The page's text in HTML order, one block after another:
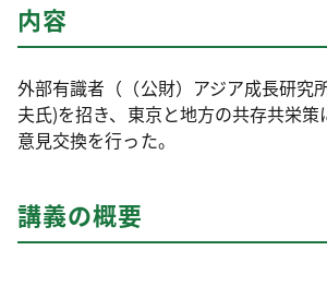
内容
外部有識者（（公財）アジア成長研
夫氏)を招き、東京と地方の共存共栄策
意見交換を行った。
講義の概要